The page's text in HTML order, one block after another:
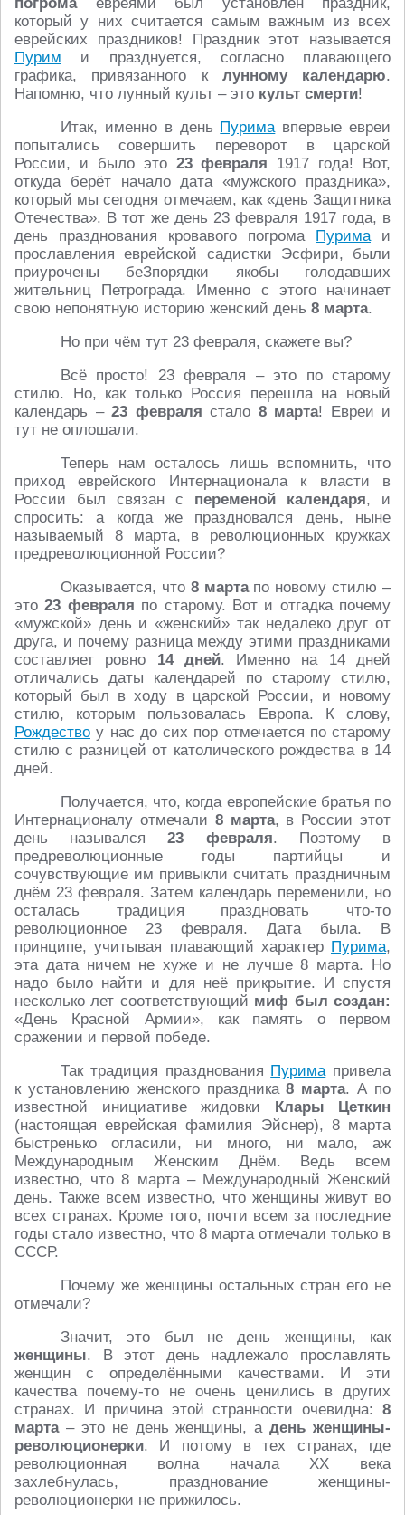
который у них считается самым важным из всех
еврейских праздников! Праздник этот называется
Пурим и празднуется, согласно плавающего
графика, привязанного к лунному календарю.
Напомню, что лунный культ – это культ смерти!
Итак, именно в день Пуримавпервые евреи
попытались совершить переворот в царской
России, и было это 23 февраля 1917 года! Вот,
откуда берёт начало дата «мужского праздника»,
который мы сегодня отмечаем, как «день Защитника
Отечества». В тот же день 23 февраля 1917 года, в
день празднования кровавого погрома Пуримаи
прославления еврейской садистки Эсфири, были
приурочены беЗпорядки якобы голодавших
жительниц Петрограда. Именно с этого начинает
свою непонятную историю женский день 8 марта.
Но при чём тут 23 февраля, скажете вы?
Всё просто! 23 февраля – это по старому
стилю. Но, как только Россия перешла на новый
календарь – 23 февраля стало 8 марта! Евреи и
тут не оплошали.
Теперь нам осталось лишь вспомнить, что
приход еврейского Интернационала к власти в
России был связан с переменой календаря, и
спросить: а когда же праздновался день, ныне
называемый 8 марта, в революционных кружках
предреволюционной России?
Оказывается, что 8 марта по новому стилю –
это 23 февраля по старому. Вот и отгадка почему
«мужской» день и «женский» так недалеко друг от
друга, и почему разница между этими праздниками
составляет ровно 14 дней. Именно на 14 дней
отличались даты календарей по старому стилю,
который был в ходу в царской России, и новому
стилю, которым пользовалась Европа. К слову,
Рождество у нас до сих пор отмечается по старому
стилю с разницей от католического рождества в 14
дней.
Получается, что, когда европейские братья по
Интернационалу отмечали 8 марта, в России этот
день назывался23 февраля. Поэтому в
предреволюционные годы партийцы и
сочувствующие им привыкли считать праздничным
днём 23 февраля. Затем календарь переменили, но
осталась традиция праздновать что-то
революционное 23 февраля. Дата была. В
принципе, учитывая плавающий характер Пурима,
эта дата ничем не хуже и не лучше 8 марта. Но
надо было найти и для неё прикрытие. И спустя
несколько лет соответствующий миф был создан:
«День Красной Армии», как память о первом
сражении и первой победе.
Так традиция празднования Пуримапривела
к установлению женского праздника8 марта. А по
известной инициативе жидовки Клары Цеткин
(настоящая еврейская фамилия Эйснер), 8 марта
быстренько огласили, ни много, ни мало, аж
Международным Женским Днём. Ведь всем
известно, что 8 марта – Международный Женский
день. Также всем известно, что женщины живут во
всех странах. Кроме того, почти всем за последние
годы стало известно, что 8 марта отмечали только в
СССР.
Почему же женщины остальных стран его не
отмечали?
Значит, это был не день женщины, как
женщины. В этот день надлежало прославлять
женщин с определёнными качествами. И эти
качества почему-то не очень ценились в других
странах. И причина этой странности очевидна: 8
марта – это не день женщины, адень женщины-
революционерки. И потому в тех странах, где
революционная волна начала ХХ века
захлебнулась, празднование женщины-
революционерки не прижилось.